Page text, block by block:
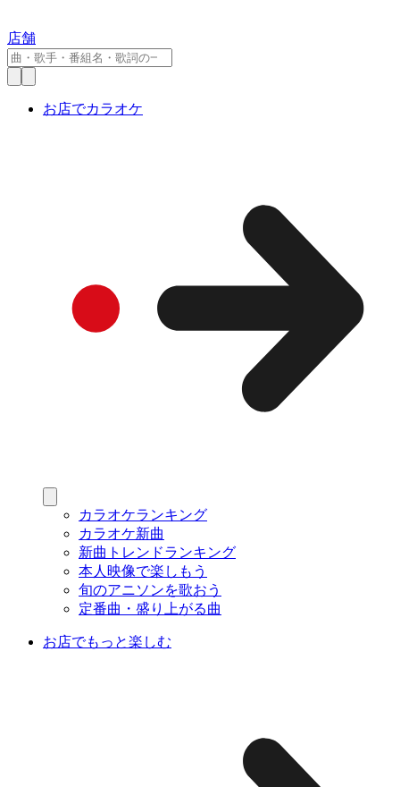
店舗
お店でカラオケ
カラオケランキング
カラオケ新曲
新曲トレンドランキング
本人映像で楽しもう
旬のアニソンを歌おう
定番曲・盛り上がる曲
お店でもっと楽しむ